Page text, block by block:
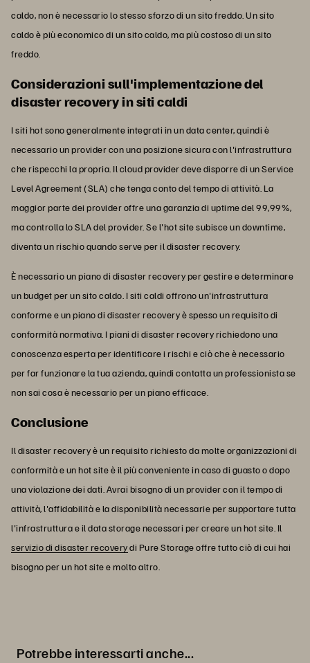
caldo, non è necessario lo stesso sforzo di un sito freddo. Un sito
caldo è più economico di un sito caldo, ma più costoso di un sito
freddo.
Considerazioni sull'implementazione del
disaster recovery in siti caldi
I siti hot sono generalmente integrati in un data center, quindi è
necessario un provider con una posizione sicura con l'infrastruttura
che rispecchi la propria. Il cloud provider deve disporre di un Service
Level Agreement (SLA) che tenga conto del tempo di attività. La
maggior parte dei provider offre una garanzia di uptime del 99,99%,
ma controlla lo SLA del provider. Se l'hot site subisce un downtime,
diventa un rischio quando serve per il disaster recovery.
È necessario un piano di disaster recovery per gestire e determinare
un budget per un sito caldo. I siti caldi offrono un'infrastruttura
conforme e un piano di disaster recovery è spesso un requisito di
conformità normativa. I piani di disaster recovery richiedono una
conoscenza esperta per identificare i rischi e ciò che è necessario
per far funzionare la tua azienda, quindi contatta un professionista se
non sai cosa è necessario per un piano efficace.
Conclusione
Il disaster recovery è un requisito richiesto da molte organizzazioni di
conformità e un hot site è il più conveniente in caso di guasto o dopo
una violazione dei dati. Avrai bisogno di un provider con il tempo di
attività, l'affidabilità e la disponibilità necessarie per supportare tutta
l'infrastruttura e il data storage necessari per creare un hot site. Il
servizio di disaster recoverydi Pure Storage offre tutto ciò di cui hai
bisogno per un hot site e molto altro.
Potrebbe interessarti anche...